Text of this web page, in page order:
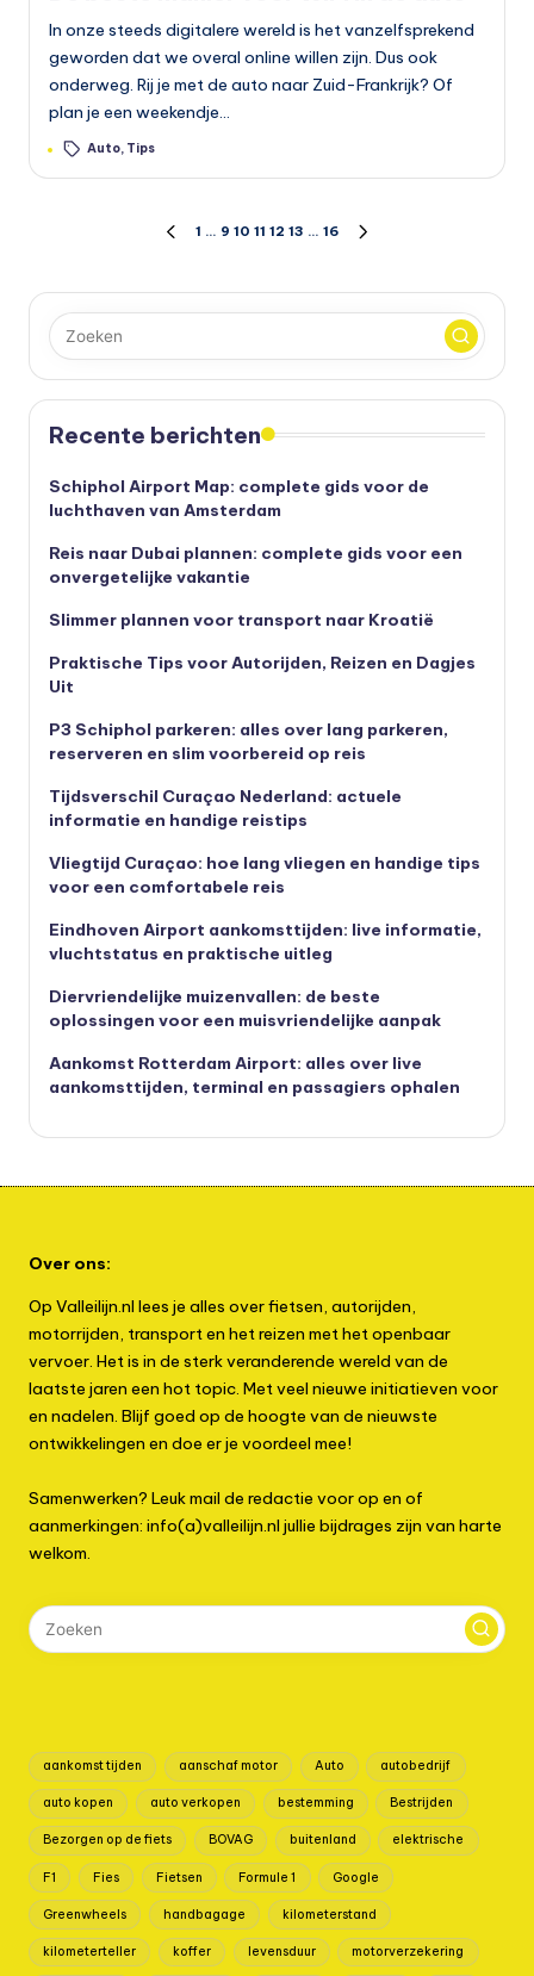
In onze steeds digitalere wereld is het vanzelfsprekend
geworden dat we overal online willen zijn. Dus ook
onderweg. Rij je met de auto naar Zuid-Frankrijk? Of
plan je een weekendje…
Tags: Auto, Tips
Berichten
paginering
VORIGE
1 … 9 10 11 12 13 … 16
Recente berichten
Schiphol Airport Map: complete gids voor de
luchthaven van Amsterdam
Reis naar Dubai plannen: complete gids voor een
onvergetelijke vakantie
Slimmer plannen voor transport naar Kroatië
Praktische Tips voor Autorijden, Reizen en Dagjes
Uit
P3 Schiphol parkeren: alles over lang parkeren,
reserveren en slim voorbereid op reis
Tijdsverschil Curaçao Nederland: actuele
informatie en handige reistips
Vliegtijd Curaçao: hoe lang vliegen en handige tips
voor een comfortabele reis
Eindhoven Airport aankomsttijden: live informatie,
vluchtstatus en praktische uitleg
Diervriendelijke muizenvallen: de beste
oplossingen voor een muisvriendelijke aanpak
Aankomst Rotterdam Airport: alles over live
aankomsttijden, terminal en passagiers ophalen
Over ons:
Op Valleilijn.nl lees je alles over fietsen, autorijden,
motorrijden, transport en het reizen met het openbaar
vervoer. Het is in de sterk veranderende wereld van de
laatste jaren een hot topic. Met veel nieuwe initiatieven voor
en nadelen. Blijf goed op de hoogte van de nieuwste
ontwikkelingen en doe er je voordeel mee!
Samenwerken? Leuk mail de redactie voor op en of
aanmerkingen: info(a)valleilijn.nl jullie bijdrages zijn van harte
welkom.
aankomst tijden aanschaf motor Auto autobedrijf
auto kopen auto verkopen bestemming Bestrijden
Bezorgen op de fiets BOVAG buitenland elektrische
F1 Fies Fietsen Formule 1 Google
Greenwheels handbagage kilometerstand
kilometerteller koffer levensduur motorverzekering